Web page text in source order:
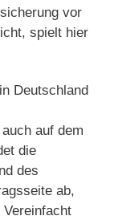
vor
spielt hier
Deutschland
auf dem
die
des
ab,